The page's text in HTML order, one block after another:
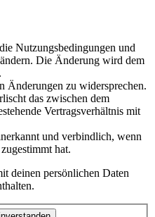
Nutzungsbedingungen und
Die Änderung wird dem
Änderungen zu widersprechen.
das zwischen dem
Vertragsverhältnis mit
und verbindlich, wenn
hat.
deinen persönlichen Daten